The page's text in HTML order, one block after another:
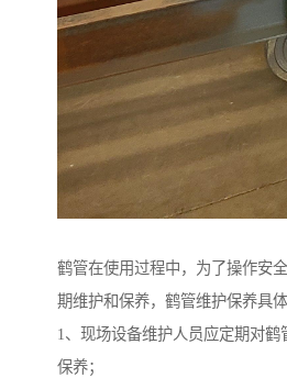
鹤管在使用过程中，为了操作安
期维护和保养，鹤管维护保养具体
1、现场设备维护人员应定期对
保养；